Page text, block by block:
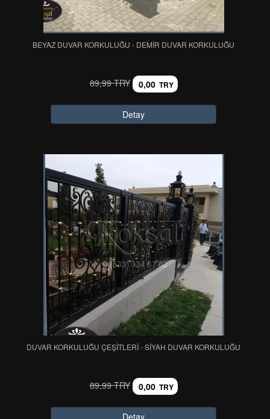
BEYAZ DUVAR KORKULUĞU - DEMİR DUVAR KORKULUĞU
89,99 TRY 0,00 TRY
Detay
DUVAR KORKULUĞU ÇEŞİTLERİ - SİYAH DUVAR KORKULUĞU
89,99 TRY 0,00 TRY
Detay